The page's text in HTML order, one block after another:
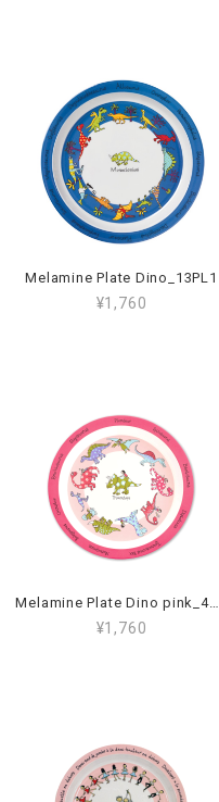
Melamine Plate Dino_13PL1
¥1,760
Melamine Plate Dino pink_45PL
¥1,760